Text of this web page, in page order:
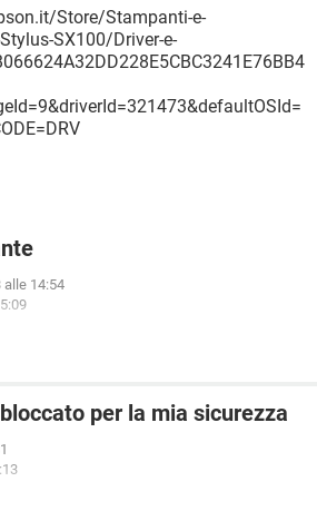
Store/Stampanti-e-
SX100/Driver-e-
alle 14:54
per la mia sicurezza